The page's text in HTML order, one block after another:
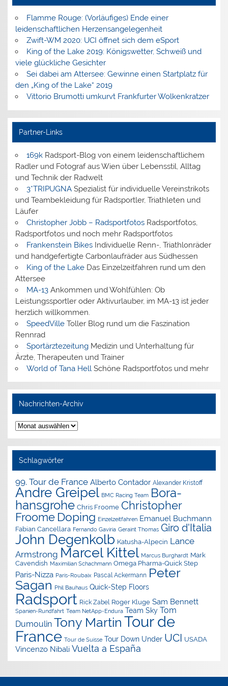
Flamme Rouge: (Vorläufiges) Ende einer
leidenschaftlichen Herzensangelegenheit
Zwift-WM 2020: UCI öffnet sich dem eSport
King of the Lake 2019: Königswetter, Schweiß und
viele glückliche Gesichter
Sei dabei am Attersee: Gewinne einen Startplatz für
den „King of the Lake“ 2019
Vittorio Brumotti umkurvt Frankfurter Wolkenkratzer
Partner-Links
169kRadsport-Blog von einem leidenschaftlichem
Radler und Fotograf aus Wien über Lebensstil, Alltag
und Technik der Radwelt
3*TRIPUGNASpezialist für individuelle Vereinstrikots
und Teambekleidung für Radsportler, Triathleten und
Läufer
Christopher Jobb – RadsportfotosRadsportfotos,
Radsportfotos und noch mehr Radsportfotos
Frankenstein BikesIndividuelle Renn-, Triathlonräder
und handgefertigte Carbonlaufräder aus Südhessen
King of the LakeDas Einzelzeitfahren rund um den
Attersee
MA-13Ankommen und Wohlfühlen: Ob
Leistungssportler oder Aktivurlauber, im MA-13 ist jeder
herzlich willkommen.
SpeedVilleToller Blog rund um die Faszination
Rennrad
SportärztezeitungMedizin und Unterhaltung für
Ärzte, Therapeuten und Trainer
World of Tana Hell Schöne Radsportfotos und mehr
Nachrichten-Archiv
Nachrichten-
Archiv
Schlagwörter
99. Tour de France Alberto Contador Alexander Kristoff
Andre Greipel BMC Racing Team Bora-
hansgrohe Chris Froome Christopher
Froome Doping Einzelzeitfahren Emanuel Buchmann
Fabian Cancellara Fernando Gaviria Geraint Thomas Giro d'Italia
John Degenkolb Katusha-Alpecin Lance
Armstrong Marcel Kittel Marcus Burghardt Mark
Cavendish Maximilian Schachmann Omega Pharma-Quick Step
Paris-Nizza Paris-Roubaix Pascal Ackermann Peter
Sagan Phil Bauhaus Quick-Step Floors
Radsport Rick Zabel Roger Kluge Sam Bennett
Spanien-Rundfahrt Team NetApp-Endura Team Sky Tom
Dumoulin Tony Martin Tour de
France Tour de Suisse Tour Down Under UCI USADA
Vincenzo Nibali Vuelta a España